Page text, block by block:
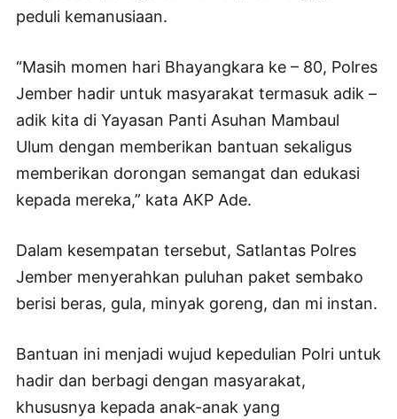
peduli kemanusiaan.
“Masih momen hari Bhayangkara ke – 80, Polres
Jember hadir untuk masyarakat termasuk adik –
adik kita di Yayasan Panti Asuhan Mambaul
Ulum dengan memberikan bantuan sekaligus
memberikan dorongan semangat dan edukasi
kepada mereka,” kata AKP Ade.
Dalam kesempatan tersebut, Satlantas Polres
Jember menyerahkan puluhan paket sembako
berisi beras, gula, minyak goreng, dan mi instan.
Bantuan ini menjadi wujud kepedulian Polri untuk
hadir dan berbagi dengan masyarakat,
khususnya kepada anak-anak yang